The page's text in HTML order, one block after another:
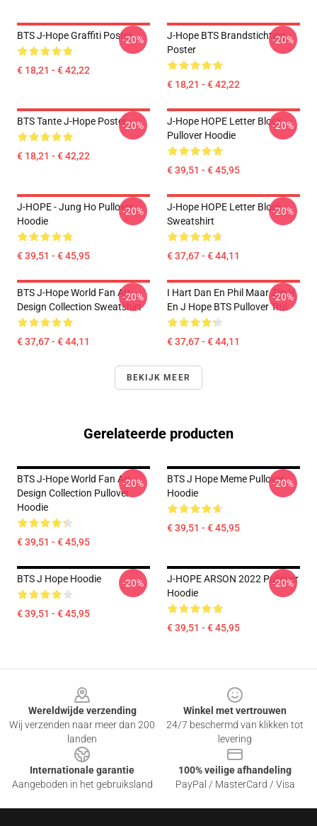
BTS J-Hope Graffiti Poster
€ 18,21 - € 42,22
-20%
J-Hope BTS Brandstichting
Poster
€ 18,21 - € 42,22
-20%
BTS Tante J-Hope Poster
€ 18,21 - € 42,22
-20%
J-Hope HOPE Letter Block
Pullover Hoodie
€ 39,51 - € 45,95
-20%
J-HOPE - Jung Ho Pullover
Hoodie
€ 39,51 - € 45,95
-20%
J-Hope HOPE Letter Block
Sweatshirt
€ 37,67 - € 44,11
-20%
BTS J-Hope World Fan Art
Design Collection Sweatshirt
€ 37,67 - € 44,11
-20%
I Hart Dan En Phil Maar Zijn V
En J Hope BTS Pullover Trui
€ 37,67 - € 44,11
-20%
BEKIJK MEER
Gerelateerde producten
BTS J-Hope World Fan Art
Design Collection Pullover
Hoodie
€ 39,51 - € 45,95
-20%
BTS J Hope Meme Pullover
Hoodie
€ 39,51 - € 45,95
-20%
BTS J Hope Hoodie
€ 39,51 - € 45,95
-20%
J-HOPE ARSON 2022 Pullover
Hoodie
€ 39,51 - € 45,95
-20%
Wereldwijde verzending
Wij verzenden naar meer dan 200
landen
Winkel met vertrouwen
24/7 beschermd van klikken tot
levering
Internationale garantie
Aangeboden in het gebruiksland
100% veilige afhandeling
PayPal / MasterCard / Visa